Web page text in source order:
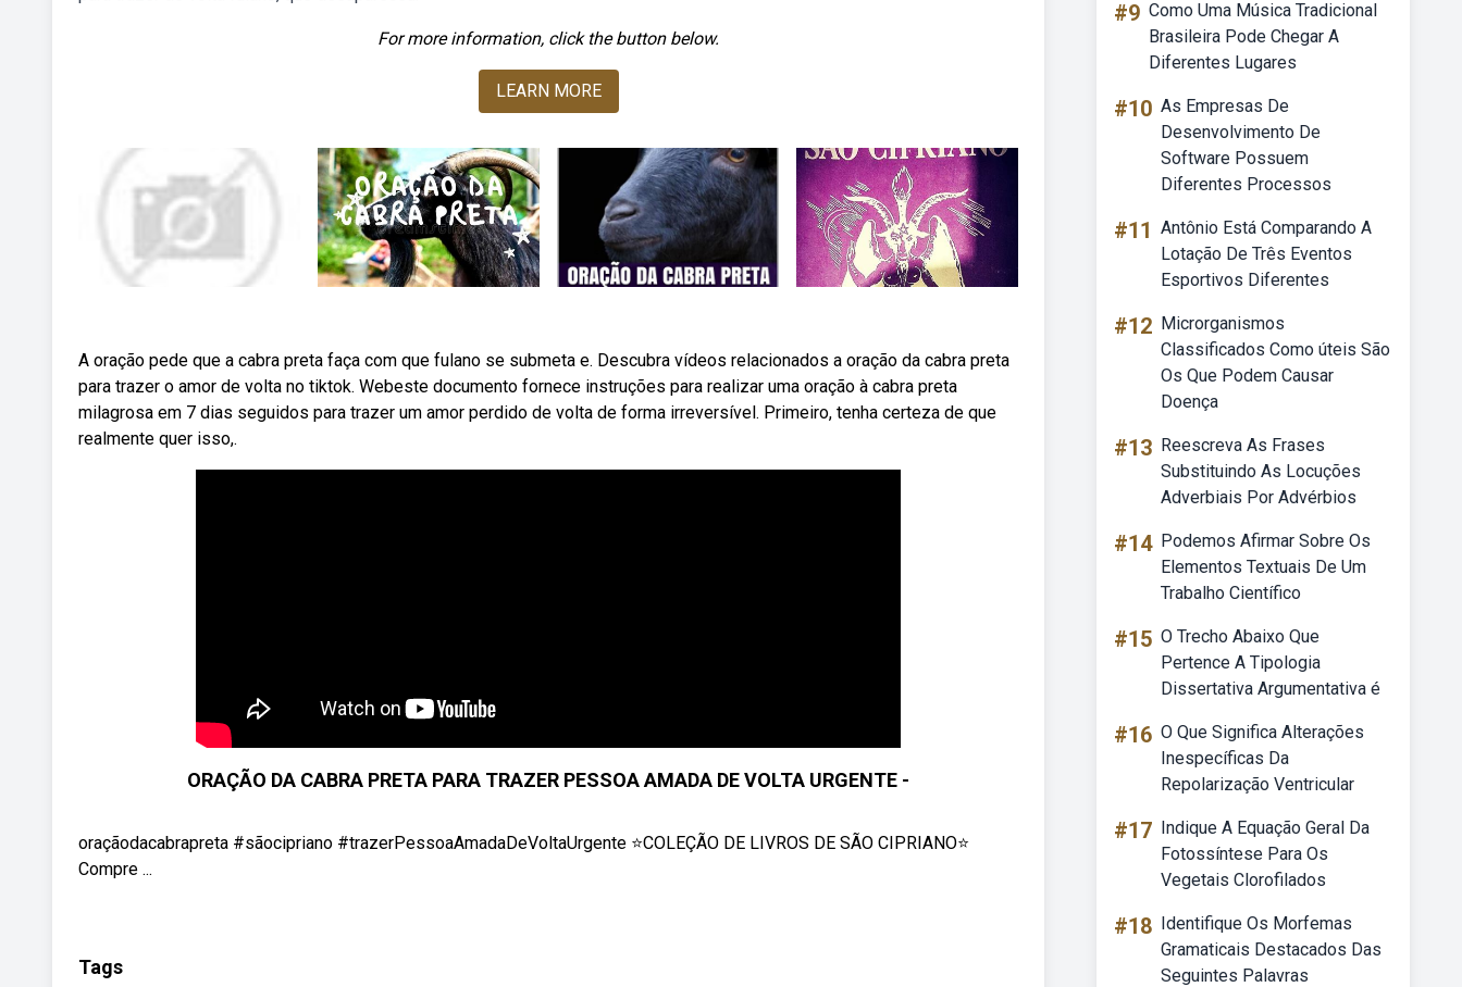
For more information, click the button below.
LEARN MORE
A oração pede que a cabra preta faça com que fulano se submeta e. Descubra vídeos relacionados a oração da cabra preta
para trazer o amor de volta no tiktok. Webeste documento fornece instruções para realizar uma oração à cabra preta
milagrosa em 7 dias seguidos para trazer um amor perdido de volta de forma irreversível. Primeiro, tenha certeza de que
realmente quer isso,.
ORAÇÃO DA CABRA PRETA PARA TRAZER PESSOA AMADA DE VOLTA URGENTE -
oraçãodacabrapreta #sãocipriano #trazerPessoaAmadaDeVoltaUrgente ⭐COLEÇÃO DE LIVROS DE SÃO CIPRIANO⭐
Compre ...
Tags
#9 Como Uma Música Tradicional
Brasileira Pode Chegar A
Diferentes Lugares
#10 As Empresas De
Desenvolvimento De
Software Possuem
Diferentes Processos
#11 Antônio Está Comparando A
Lotação De Três Eventos
Esportivos Diferentes
#12 Microrganismos
Classificados Como úteis São
Os Que Podem Causar
Doença
#13 Reescreva As Frases
Substituindo As Locuções
Adverbiais Por Advérbios
#14 Podemos Afirmar Sobre Os
Elementos Textuais De Um
Trabalho Científico
#15 O Trecho Abaixo Que
Pertence A Tipologia
Dissertativa Argumentativa é
#16 O Que Significa Alterações
Inespecíficas Da
Repolarização Ventricular
#17 Indique A Equação Geral Da
Fotossíntese Para Os
Vegetais Clorofilados
#18 Identifique Os Morfemas
Gramaticais Destacados Das
Seguintes Palavras